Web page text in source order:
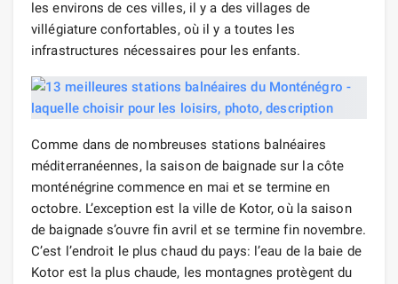
les environs de ces villes, il y a des villages de
villégiature confortables, où il y a toutes les
infrastructures nécessaires pour les enfants.
Comme dans de nombreuses stations balnéaires
méditerranéennes, la saison de baignade sur la côte
monténégrine commence en mai et se termine en
octobre. L’exception est la ville de Kotor, où la saison
de baignade s’ouvre fin avril et se termine fin novembre.
C’est l’endroit le plus chaud du pays: l’eau de la baie de
Kotor est la plus chaude, les montagnes protègent du